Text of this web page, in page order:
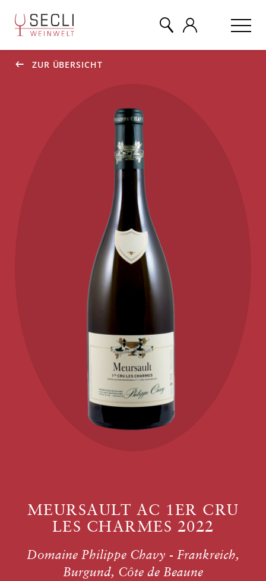
ZUR ÜBERSICHT
MEURSAULT AC 1ER CRU
LES CHARMES 2022
Domaine Philippe Chavy - Frankreich,
Burgund, Côte de Beaune